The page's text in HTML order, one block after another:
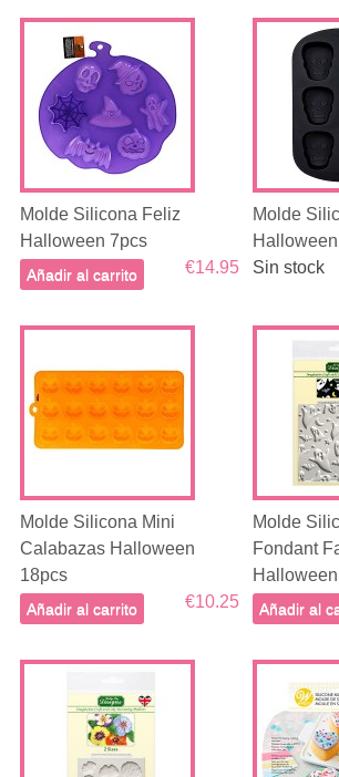
Molde Silicona Feliz
Halloween 7pcs
€14.95
Añadir al carrito
Molde
Sin stock
Molde Silicona Mini
Calabazas Halloween
18pcs
€10.25
Añadir al carrito
Molde
Fondant
Halloween
Añadir al